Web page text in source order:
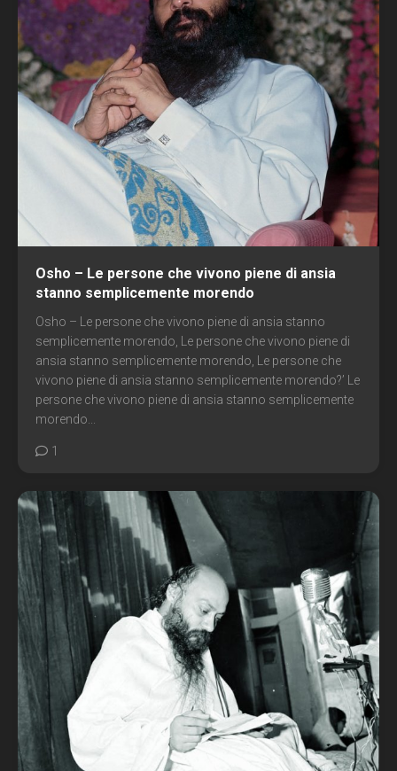
Osho – Le persone che vivono piene di ansia
stanno semplicemente morendo
Osho – Le persone che vivono piene di ansia stanno
semplicemente morendo, Le persone che vivono piene di
ansia stanno semplicemente morendo, Le persone che
vivono piene di ansia stanno semplicemente morendo?’ Le
persone che vivono piene di ansia stanno semplicemente
morendo...
1